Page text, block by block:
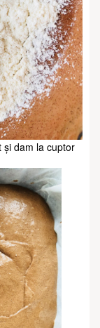
și dam la cuptor